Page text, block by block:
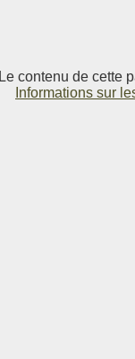
Le contenu de cette
Informations sur